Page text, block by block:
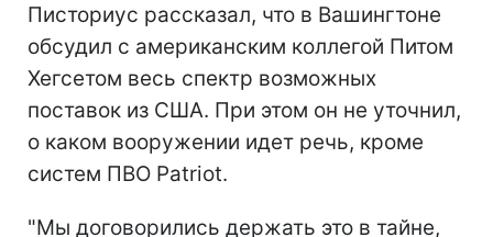
Писториус рассказал, что в Вашингтоне
обсудил с американским коллегой Питом
Хегсетом весь спектр возможных
поставок из США. При этом он не уточнил,
о каком вооружении идет речь, кроме
систем ПВО Patriot.
"Мы договорились держать это в тайне,